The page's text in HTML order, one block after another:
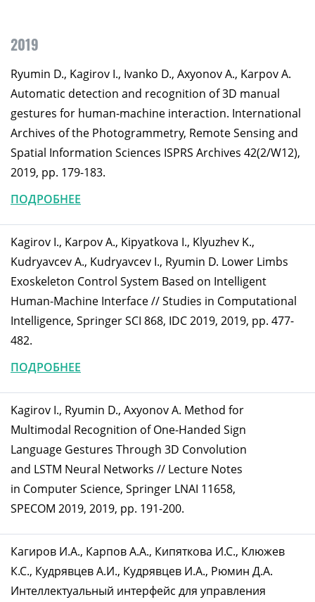
2019
Ryumin D., Kagirov I., Ivanko D., Axyonov A., Karpov A.
Automatic detection and recognition of 3D manual
gestures for human-machine interaction. International
Archives of the Photogrammetry, Remote Sensing and
Spatial Information Sciences ISPRS Archives 42(2/W12),
2019, pp. 179-183.
ПОДРОБНЕЕ
Kagirov I., Karpov A., Kipyatkova I., Klyuzhev K.,
Kudryavcev A., Kudryavcev I., Ryumin D. Lower Limbs
Exoskeleton Control System Based on Intelligent
Human-Machine Interface // Studies in Computational
Intelligence, Springer SCI 868, IDC 2019, 2019, pp. 477-
482.
ПОДРОБНЕЕ
Kagirov I., Ryumin D., Axyonov A. Method for
Multimodal Recognition of One-Handed Sign
Language Gestures Through 3D Convolution
and LSTM Neural Networks // Lecture Notes
in Computer Science, Springer LNAI 11658,
SPECOM 2019, 2019, pp. 191-200.
Кагиров И.А., Карпов А.А., Кипяткова И.С., Клюжев
К.С., Кудрявцев А.И., Кудрявцев И.А., Рюмин Д.А.
Интеллектуальный интерфейс для управления